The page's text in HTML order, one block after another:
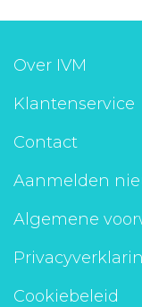
Over IVM
Klantenservice
Contact
Aanmelden
Algemene
Cookiebeleid